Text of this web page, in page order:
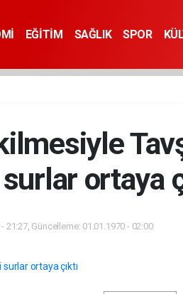
EĞİTİM SAĞLIK SPOR
ortaya
21:27, Güncelleme: 01.01.1970 - 02:00